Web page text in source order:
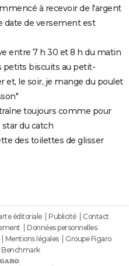
à recevoir de l'argent
date de versement est
entre 7 h 30 et 8 h du matin
petits biscuits au petit-
et, le soir, je mange du poulet
toujours comme pour
du catch
des toilettes de glisser
éditoriale Publicité
Contact
Données personnelles
Mentions légales
Groupe Figaro